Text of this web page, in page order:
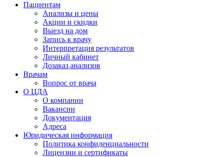
Пациентам
Анализы и цены
Акции и скидки
Выезд на дом
Запись к врачу
Интерпретация результатов
Личный кабинет
Дозаказ анализов
Врачам
Вопрос от врача
О ЦДА
О компании
Вакансии
Документация
Адреса
Юридическая информация
Политика конфиденциальности
Лицензии и сертификаты